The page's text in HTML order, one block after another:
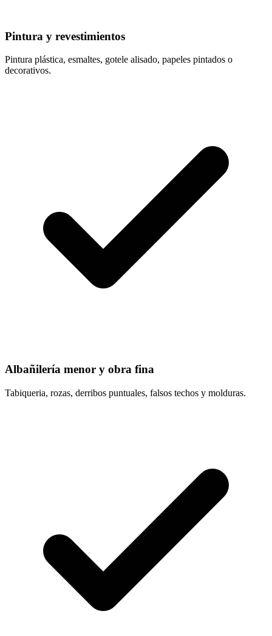
Pintura y revestimientos
Pintura plástica, esmaltes, gotele alisado, papeles pintados o
decorativos.
Albañilería menor y obra fina
Tabiqueria, rozas, derribos puntuales, falsos techos y molduras.